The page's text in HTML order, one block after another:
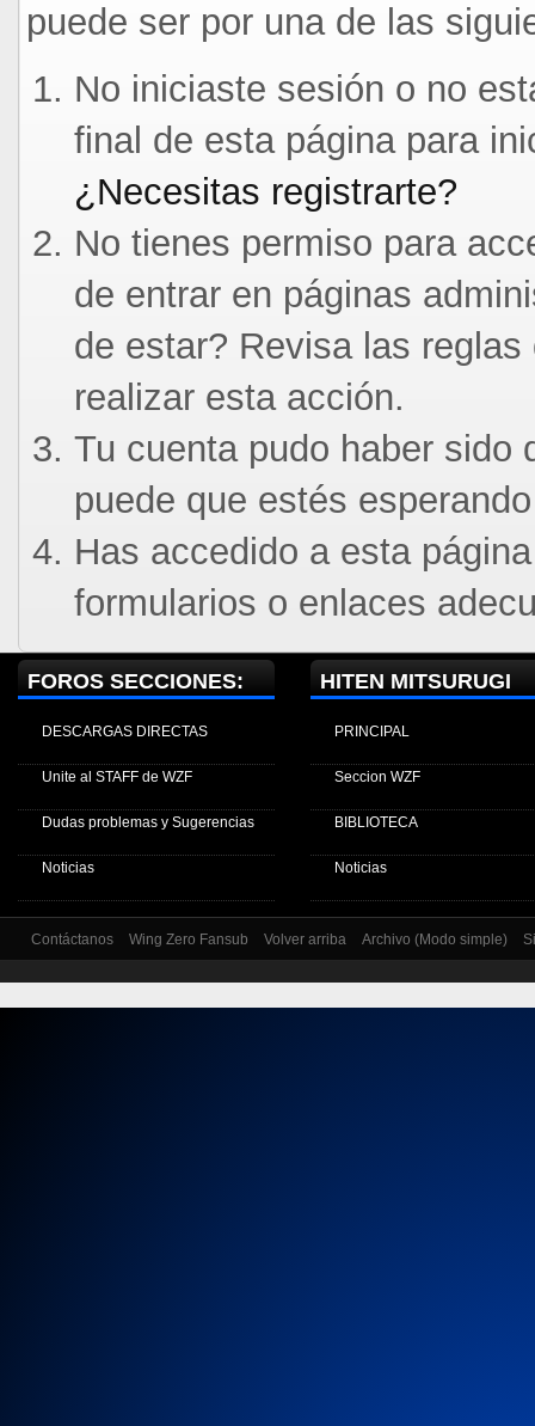
puede ser por una de las
No iniciaste sesión o no
final de esta página para
¿Necesitas registrarte?
No tienes permiso para
de entrar en páginas
de estar? Revisa las
realizar esta acción.
Tu cuenta pudo haber sido
puede que estés
Has accedido a esta
formularios o enlaces
FOROS SECCIONES:
DESCARGAS DIRECTAS
Unite al STAFF de WZF
Dudas problemas y Sugerencias
Noticias
HITEN MITSURUGI
PRINCIPAL
Seccion WZF
BIBLIOTECA
Noticias
Contáctanos Wing Zero Fansub Volver arriba Archivo (Modo simple)